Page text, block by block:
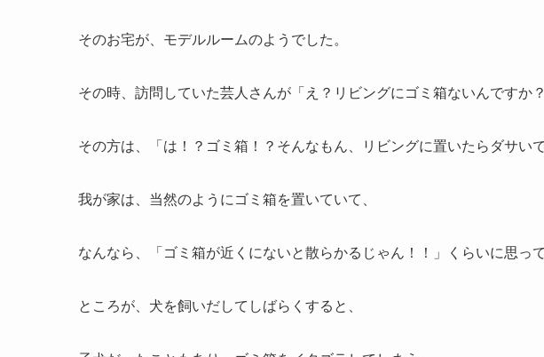
そのお宅が、モデルルームのようでした。
その時、訪問していた芸人さんが「え？リビングにゴミ箱ないんですか？
その方は、「は！？ゴミ箱！？そんなもん、リビングに置いたらダサい
我が家は、当然のようにゴミ箱を置いていて、
なんなら、「ゴミ箱が近くにないと散らかるじゃん！！」くらいに思って
ところが、犬を飼いだしてしばらくすると、